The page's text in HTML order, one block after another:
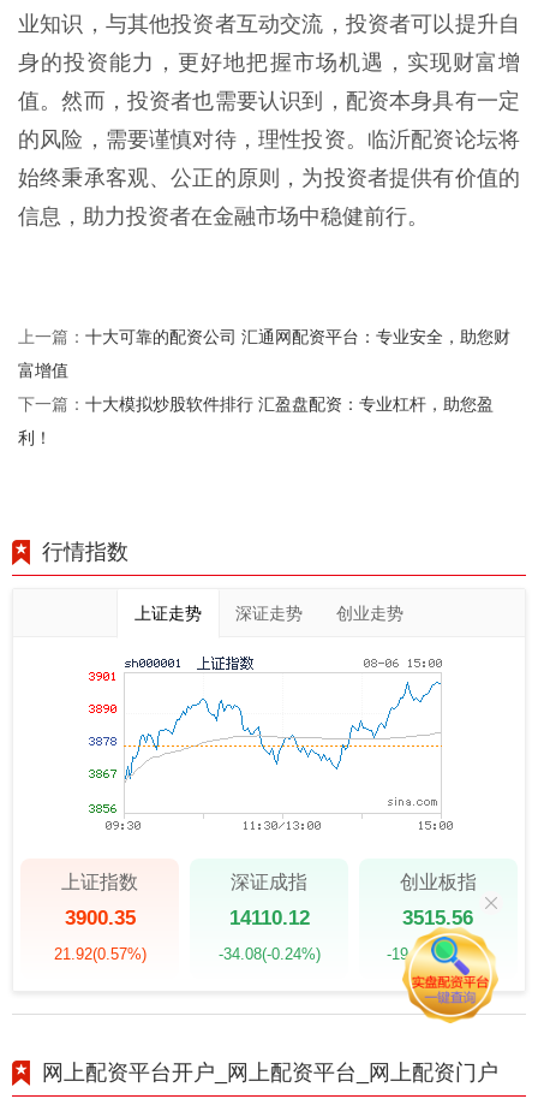
业知识，与其他投资者互动交流，投资者可以提升自
身的投资能力，更好地把握市场机遇，实现财富增
值。然而，投资者也需要认识到，配资本身具有一定
的风险，需要谨慎对待，理性投资。临沂配资论坛将
始终秉承客观、公正的原则，为投资者提供有价值的
信息，助力投资者在金融市场中稳健前行。
上一篇： 十大可靠的配资公司 汇通网配资平台：专业安全，助您财
富增值
下一篇： 十大模拟炒股软件排行 汇盈盘配资：专业杠杆，助您盈
利！
行情指数
上证走势 深证走势 创业走势
上证指数
3900.35
21.92(0.57%)
深证成指
14110.12
-34.08(-0.24%)
创业板指
3515.56
-19.58(-0.55%)
网上配资平台开户_网上配资平台_网上配资门户